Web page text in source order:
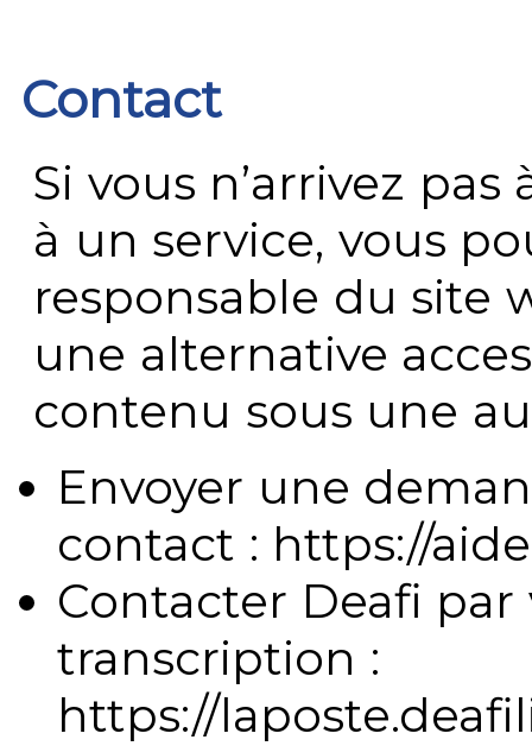
Contact
Si vous n’arrivez
à un service, vous
responsable du site
une alternative
contenu sous une
Envoyer une
contact : https://
Contacter Deafi
transcription :
https://